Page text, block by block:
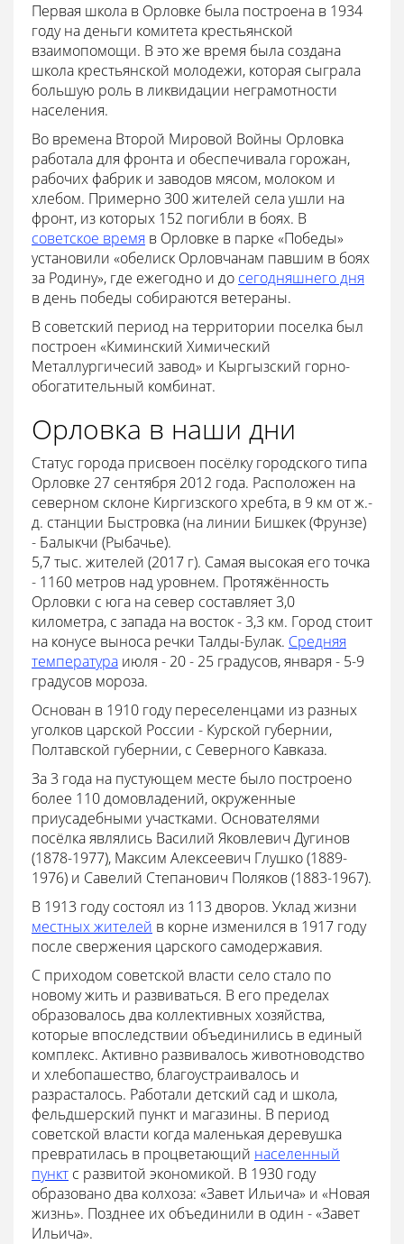
Первая школа в Орловке была построена в 1934
году на деньги комитета крестьянской
взаимопомощи. В это же время была создана
школа крестьянской молодежи, которая сыграла
большую роль в ликвидации неграмотности
населения.
Во времена Второй Мировой Войны Орловка
работала для фронта и обеспечивала горожан,
рабочих фабрик и заводов мясом, молоком и
хлебом. Примерно 300 жителей села ушли на
фронт, из которых 152 погибли в боях. В
советское время в Орловке в парке «Победы»
установили «обелиск Орловчанам павшим в боях
за Родину», где ежегодно и до сегодняшнего дня
в день победы собираются ветераны.
В советский период на территории поселка был
построен «Киминский Химический
Металлургичесий завод» и Кыргызский горно-
обогатительный комбинат.
Орловка в наши дни
Статус города присвоен посёлку городского типа
Орловке 27 сентября 2012 года. Расположен на
северном склоне Киргизского хребта, в 9 км от ж.-
д. станции Быстровка (на линии Бишкек (Фрунзе)
- Балыкчи (Рыбачье).
5,7 тыс. жителей (2017 г). Самая высокая его точка
- 1160 метров над уровнем. Протяжённость
Орловки с юга на север составляет 3,0
километра, с запада на восток - 3,3 км. Город стоит
на конусе выноса речки Талды-Булак. Средняя
температура июля - 20 - 25 градусов, января - 5-9
градусов мороза.
Основан в 1910 году переселенцами из разных
уголков царской России - Курской губернии,
Полтавской губернии, с Северного Кавказа.
За 3 года на пустующем месте было построено
более 110 домовладений, окруженные
приусадебными участками. Основателями
посёлка являлись Василий Яковлевич Дугинов
(1878-1977), Максим Алексеевич Глушко (1889-
1976) и Савелий Степанович Поляков (1883-1967).
В 1913 году состоял из 113 дворов. Уклад жизни
местных жителей в корне изменился в 1917 году
после свержения царского самодержавия.
С приходом советской власти село стало по
новому жить и развиваться. В его пределах
образовалось два коллективных хозяйства,
которые впоследствии объединились в единый
комплекс. Активно развивалось животноводство
и хлебопашество, благоустраивалось и
разрасталось. Работали детский сад и школа,
фельдшерский пункт и магазины. В период
советской власти когда маленькая деревушка
превратилась в процветающий населенный
пункт с развитой экономикой. В 1930 году
образовано два колхоза: «Завет Ильича» и «Новая
жизнь». Позднее их объединили в один - «Завет
Ильича».